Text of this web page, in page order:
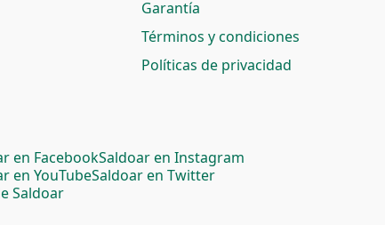
Garantía
Términos y condiciones
Políticas de privacidad
en FacebookSaldoar en Instagram
en YouTubeSaldoar en Twitter
Saldoar